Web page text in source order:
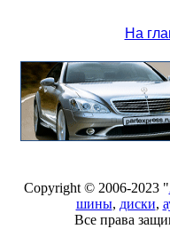
На
Copyright © 2006-2023 "
шины, диски,
Все права